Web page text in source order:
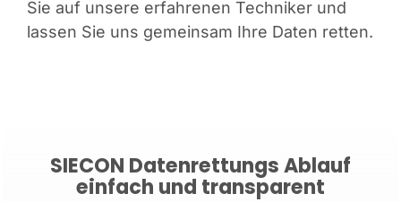
Sie auf unsere erfahrenen Techniker und
lassen Sie uns gemeinsam Ihre Daten retten.
SIECON Datenrettungs Ablauf
einfach und transparent